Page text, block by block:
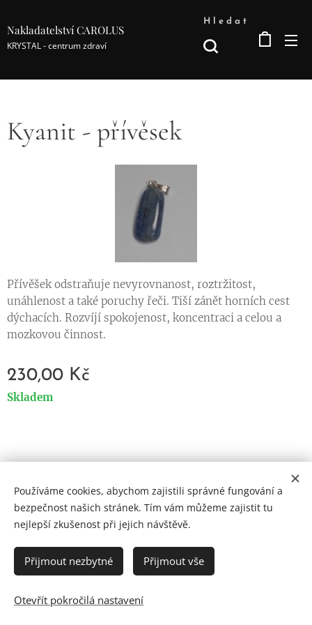
Nakladatelství CAROLUS
KRYSTAL - centrum zdraví
Hledat
Kyanit - přívěsek
Přívěšek odstraňuje nevyrovnanost, roztržitost,
unáhlenost a také poruchy řeči. Tiší zánět horních cest
dýchacích. Rozvíjí spokojenost, koncentraci a celou a
mozkovou činnost.
230,00 Kč
Skladem
DO KOŠÍKU
Cookies
Jazyky
Čeština
English
Používáme cookies, abychom zajistili správné fungování a
bezpečnost našich stránek. Tím vám můžeme zajistit tu
nejlepší zkušenost při jejich návštěvě.
Přijmout nezbytné Přijmout vše
Otevřít pokročilá nastavení